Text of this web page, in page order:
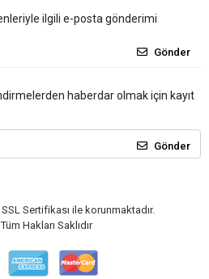
ilgili e-posta gönderimi
Gönder
haberdar olmak için kayıt
Gönder
Sertifikası ile korunmaktadır.
Tüm Hakları Saklıdır